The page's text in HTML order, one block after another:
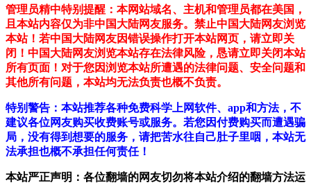
管理员精中特别提醒：本网站域名、主机和管理员都在美国，
且本站内容仅为非中国大陆网友服务。禁止中国大陆网友浏览
本站！若中国大陆网友因错误操作打开本站网页，请立即关
闭！中国大陆网友浏览本站存在法律风险，恳请立即关闭本站
所有页面！对于您因浏览本站所遭遇的法律问题、安全问题和
其他所有问题，本站均无法负责也概不负责。
特别警告：本站推荐各种免费科学上网软件、app和方法，不
建议各位网友购买收费账号或服务。若您因付费购买而遭遇骗
局，没有得到想要的服务，请把苦水往自己肚子里咽，本站无
法承担也概不承担任何责任！
本站严正声明：各位翻墙的网友切勿将本站介绍的翻墙方法运